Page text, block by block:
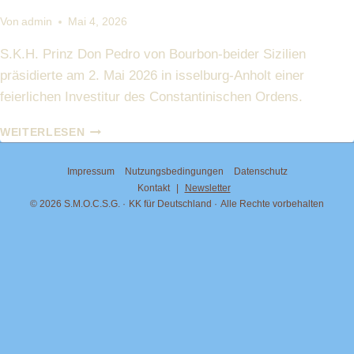
Von admin Mai 4, 2026
S.K.H. Prinz Don Pedro von Bourbon-beider Sizilien
präsidierte am 2. Mai 2026 in isselburg-Anholt einer
feierlichen Investitur des Constantinischen Ordens.
WEITERLESEN INVESTITUR
IN
–
Impressum Nutzungsbedingungen
Datenschutz
Kontakt
Newsletter
© 2026 S.M.O.C.S.G.
KK für Deutschland Alle Rechte vorbehalten